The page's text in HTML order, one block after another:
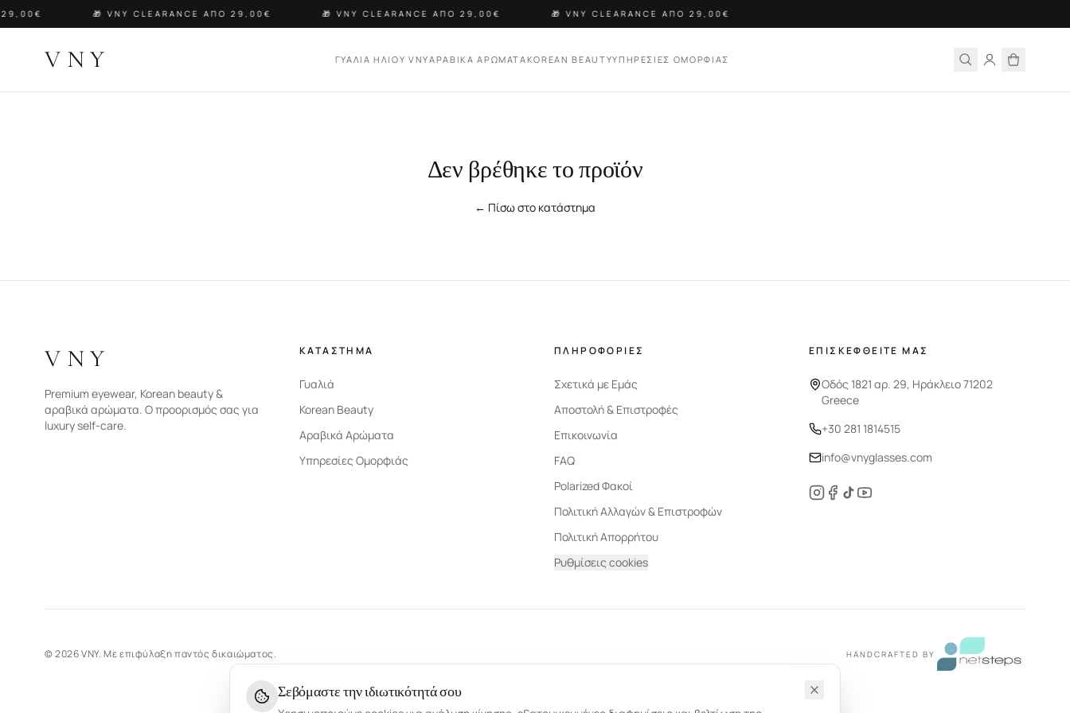
🎁 VNY CLEARANCE ΑΠΟ 29,00€ 🎁 VNY CLEARANCE ΑΠΟ 29,00€ 🎁 VNY CLEARANCE ΑΠΟ 29,00€
VNY ΓΥΑΛΙΑ ΗΛΙΟΥ VNYΑΡΑΒΙΚΑ ΑΡΩΜΑΤΑKOREAN BEAUTYΥΠΗΡΕΣΙΕΣ ΟΜΟΡΦΙΑΣ
Δεν βρέθηκε το προϊόν
← Πίσω στο κατάστημα
VNY
Premium eyewear, Korean beauty &
αραβικά αρώματα. Ο προορισμός σας για
luxury self-care.
ΚΑΤΑΣΤΗΜΑ
Γυαλιά
Korean Beauty
Αραβικά Αρώματα
Υπηρεσίες Ομορφιάς
ΠΛΗΡΟΦΟΡΙΕΣ
Σχετικά με Εμάς
Αποστολή & Επιστροφές
Επικοινωνία
FAQ
Polarized Φακοί
Πολιτική Αλλαγών & Επιστροφών
Πολιτική Απορρήτου
Ρυθμίσεις cookies
ΕΠΙΣΚΕΦΘΕΙΤΕ ΜΑΣ
Οδός 1821 αρ. 29, Ηράκλειο 71202
Greece
+30 281 1814515
info@vnyglasses.com
©2026VNY.Με επιφύλαξη παντός δικαιώματος. HANDCRAFTED BY
Σεβόμαστε την ιδιωτικότητά σου